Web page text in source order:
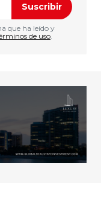
Suscribir
que ha leído y
de uso